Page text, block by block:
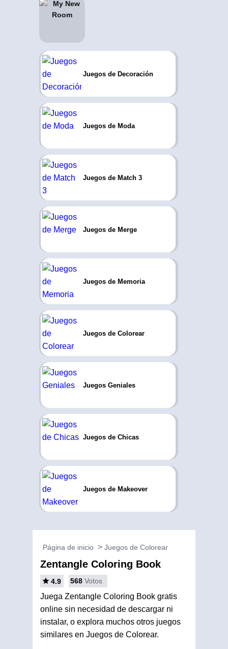
Juegos de Decoración
Juegos de Moda
Juegos de Match 3
Juegos de Merge
Juegos de Memoria
Juegos de Colorear
Juegos Geniales
Juegos de Chicas
Juegos de Makeover
Página de inicio Juegos de Colorear
Zentangle Coloring Book
4.9 568 Votos
Juega Zentangle Coloring Book gratis
online sin necesidad de descargar ni
instalar, o explora muchos otros juegos
similares en Juegos de Colorear.